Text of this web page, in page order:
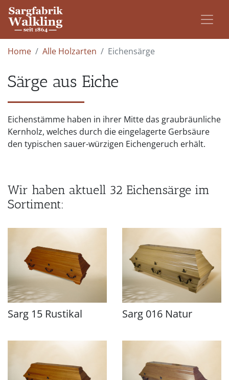
Home Alle Holzarten Eichensärge
Särge aus Eiche
Eichenstämme haben in ihrer Mitte das graubräunliche
Kernholz, welches durch die eingelagerte Gerbsäure
den typischen sauer-würzigen Eichengeruch erhält.
Wir haben aktuell 32 Eichensärge im
Sortiment:
Sarg 15 Rustikal Sarg 016 Natur